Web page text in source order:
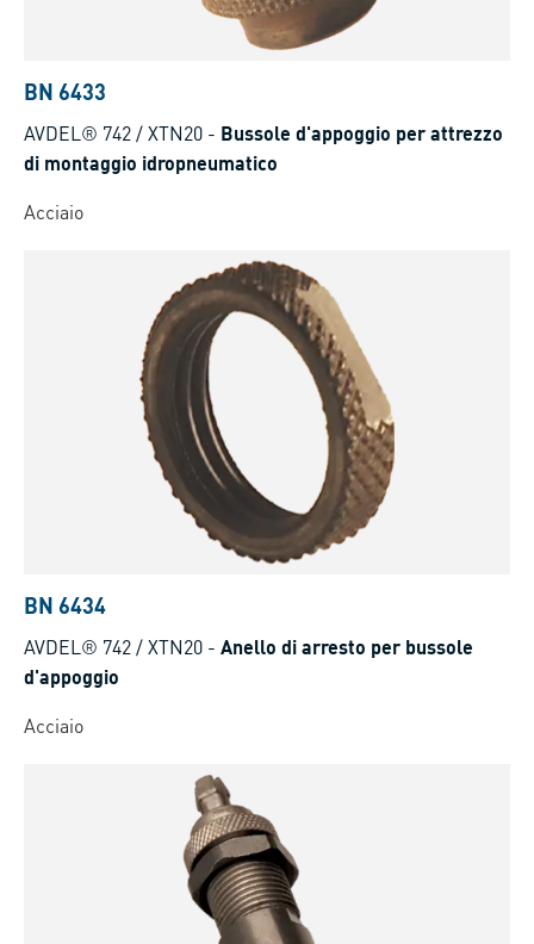
BN 6433
AVDEL® 742 / XTN20 - Bussole d'appoggio per attrezzo
di montaggio idropneumatico
Acciaio
BN 6434
AVDEL® 742 / XTN20 - Anello di arresto per bussole
d'appoggio
Acciaio